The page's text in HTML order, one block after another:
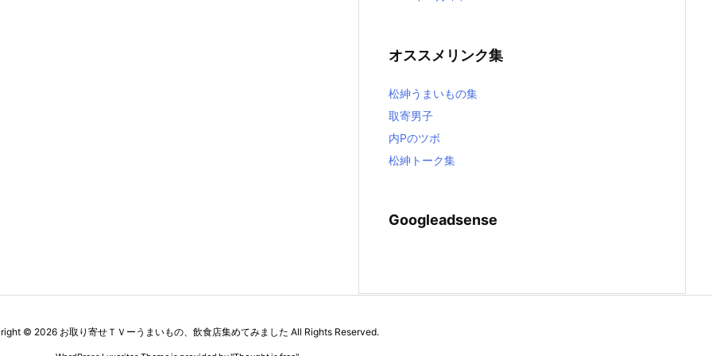
オススメリンク集
松紳うまいもの集
取寄男子
内Pのツボ
松紳トーク集
Googleadsense
© 2026 お取り寄せＴＶーうまいもの、飲食店集めてみました All Rights Reserved.